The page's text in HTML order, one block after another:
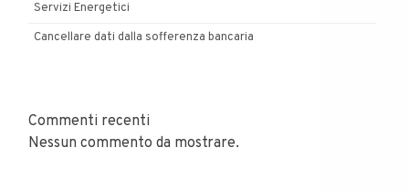
Servizi Energetici
Cancellare dati dalla sofferenza bancaria
Commenti recenti
Nessun commento da mostrare.